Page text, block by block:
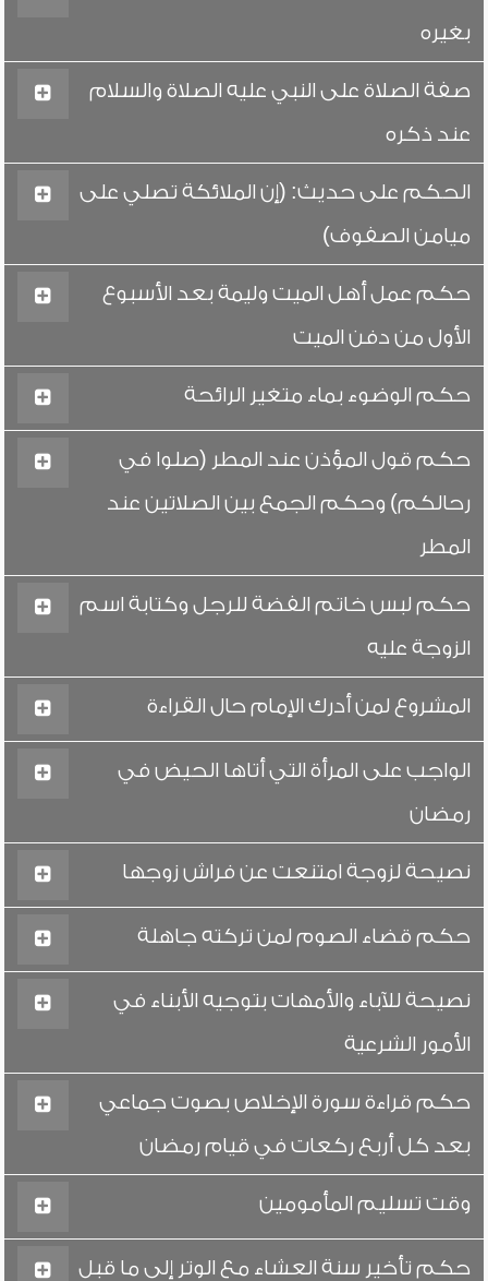
بغيره
صفة الصلاة على النبي عليه الصلاة والسلام
عند ذكره
الحكم على حديث: (إن الملائكة تصلي على
ميامن الصفوف)
حكم عمل أهل الميت وليمة بعد الأسبوع
الأول من دفن الميت
حكم الوضوء بماء متغير الرائحة
حكم قول المؤذن عند المطر (صلوا في
رحالكم) وحكم الجمع بين الصلاتين عند
المطر
حكم لبس خاتم الفضة للرجل وكتابة اسم
الزوجة عليه
المشروع لمن أدرك الإمام حال القراءة
الواجب على المرأة التي أتاها الحيض في
رمضان
نصيحة لزوجة امتنعت عن فراش زوجها
حكم قضاء الصوم لمن تركته جاهلة
نصيحة للآباء والأمهات بتوجيه الأبناء في
الأمور الشرعية
حكم قراءة سورة الإخلاص بصوت جماعي
بعد كل أربع ركعات في قيام رمضان
وقت تسليم المأمومين
حكم تأخير سنة العشاء مع الوتر إلى ما قبل